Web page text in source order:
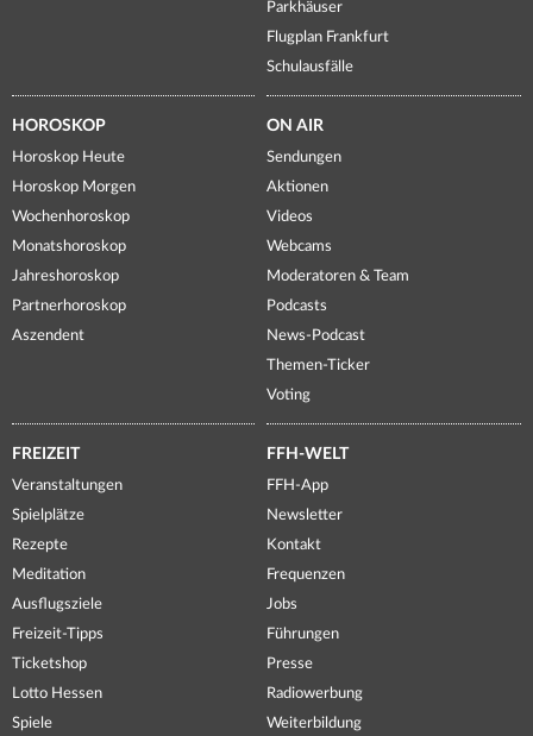
Parkhäuser
Flugplan Frankfurt
Schulausfälle
HOROSKOP
Horoskop Heute
Horoskop Morgen
Wochenhoroskop
Monatshoroskop
Jahreshoroskop
Partnerhoroskop
Aszendent
ON AIR
Sendungen
Aktionen
Videos
Webcams
Moderatoren & Team
Podcasts
News-Podcast
Themen-Ticker
Voting
FREIZEIT
Veranstaltungen
Spielplätze
Rezepte
Meditation
Ausflugsziele
Freizeit-Tipps
Ticketshop
Lotto Hessen
Spiele
FFH-WELT
FFH-App
Newsletter
Kontakt
Frequenzen
Jobs
Führungen
Presse
Radiowerbung
Weiterbildung